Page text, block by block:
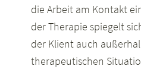
die Arbeit am Kontakt
der Therapie spiegelt
der Klient auch
therapeutischen